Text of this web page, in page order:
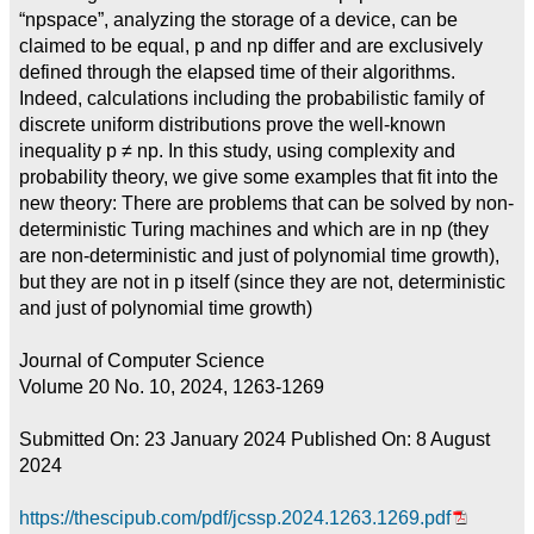
“npspace”, analyzing the storage of a device, can be
claimed to be equal, p and np differ and are exclusively
defined through the elapsed time of their algorithms.
Indeed, calculations including the probabilistic family of
discrete uniform distributions prove the well-known
inequality p ≠ np. In this study, using complexity and
probability theory, we give some examples that fit into the
new theory: There are problems that can be solved by non-
deterministic Turing machines and which are in np (they
are non-deterministic and just of polynomial time growth),
but they are not in p itself (since they are not, deterministic
and just of polynomial time growth)
Journal of Computer Science
Volume 20 No. 10, 2024, 1263-1269
Submitted On: 23 January 2024 Published On: 8 August
2024
https://thescipub.com/pdf/jcssp.2024.1263.1269.pdf